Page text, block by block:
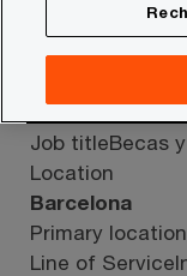
Job titleBecas
Location
Barcelona
Primary location
Line of Service